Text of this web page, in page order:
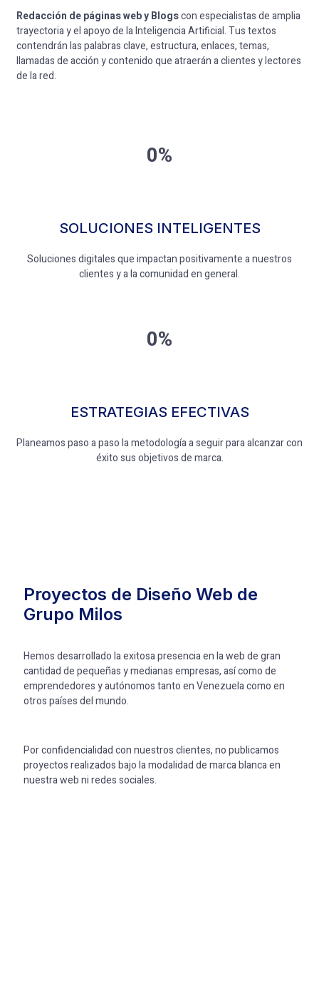
Redacción de páginas web y Blogscon especialistas de amplia
trayectoria y el apoyo de la Inteligencia Artificial. Tus textos
contendrán las palabras clave, estructura, enlaces, temas,
llamadas de acción y contenido que atraerán a clientes y lectores
de la red.
0%
SOLUCIONES INTELIGENTES
Soluciones digitales que impactan positivamente a nuestros
clientes y a la comunidad en general.
0%
ESTRATEGIAS EFECTIVAS
Planeamos paso a paso la metodología a seguir para alcanzar con
éxito sus objetivos de marca.
Proyectos de Diseño Web de
Grupo Milos
Hemos desarrollado la exitosa presencia en la web de gran
cantidad de pequeñas y medianas empresas, así como de
emprendedores y autónomos tanto en Venezuela como en
otros países del mundo.
Por confidencialidad con nuestros clientes, no publicamos
proyectos realizados bajo la modalidad de marca blanca en
nuestra web ni redes sociales.